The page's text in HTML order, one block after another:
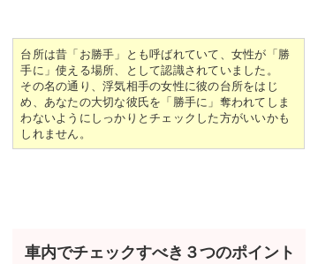
台所は昔「お勝手」とも呼ばれていて、女性が「勝
手に」使える場所、として認識されていました。
その名の通り、浮気相手の女性に彼の台所をはじ
め、あなたの大切な彼氏を「勝手に」奪われてしま
わないようにしっかりとチェックした方がいいかも
しれません。
車内でチェックすべき３つのポイント